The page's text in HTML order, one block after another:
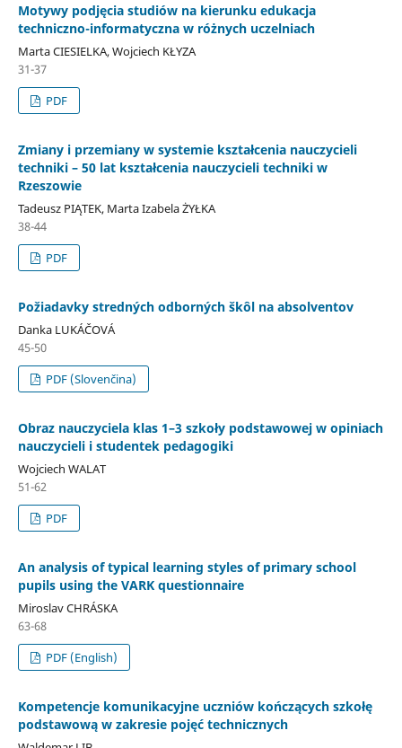
Motywy podjęcia studiów na kierunku edukacja
techniczno-informatyczna w różnych uczelniach
Marta CIESIELKA, Wojciech KŁYZA
31-37
PDF
Zmiany i przemiany w systemie kształcenia nauczycieli
techniki – 50 lat kształcenia nauczycieli techniki w
Rzeszowie
Tadeusz PIĄTEK, Marta Izabela ŻYŁKA
38-44
PDF
Požiadavky stredných odborných škôl na absolventov
Danka LUKÁČOVÁ
45-50
PDF (Slovenčina)
Obraz nauczyciela klas 1–3 szkoły podstawowej w opiniach
nauczycieli i studentek pedagogiki
Wojciech WALAT
51-62
PDF
An analysis of typical learning styles of primary school
pupils using the VARK questionnaire
Miroslav CHRÁSKA
63-68
PDF (English)
Kompetencje komunikacyjne uczniów kończących szkołę
podstawową w zakresie pojęć technicznych